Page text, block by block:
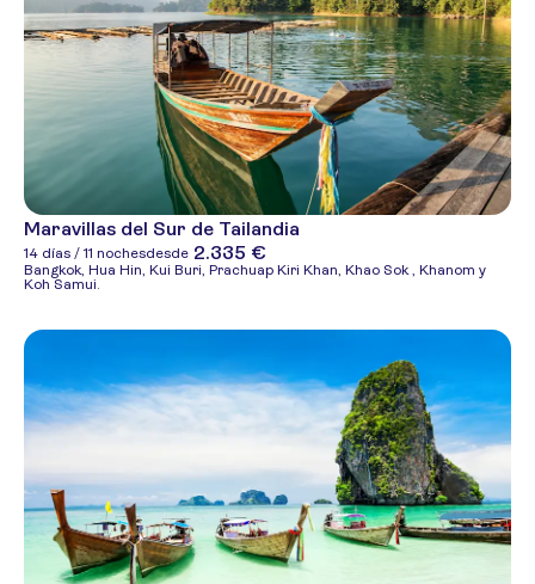
Maravillas del Sur de Tailandia
14 días / 11 nochesdesde 2.335 €
Bangkok, Hua Hin, Kui Buri, Prachuap Kiri Khan, Khao Sok , Khanom y
Koh Samui.